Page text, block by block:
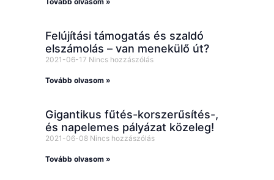
Felújítási támogatás és szaldó
elszámolás – van menekülő út?
2021-06-17 Nincs hozzászólás
Tovább olvasom »
Gigantikus fűtés-korszerűsítés-,
és napelemes pályázat közeleg!
2021-06-08 Nincs hozzászólás
Tovább olvasom »